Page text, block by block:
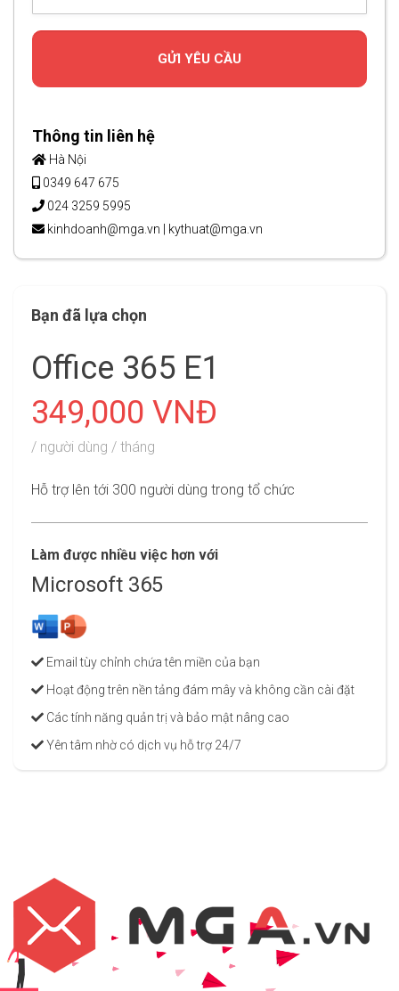
Thông tin liên hệ
Hà Nội
0349 647 675
024 3259 5995
kinhdoanh@mga.vn
kythuat@mga.vn
Bạn đã lựa chọn
Office 365 E1
349,000 VNĐ
/ người dùng / tháng
Hỗ trợ lên tới 300 người dùng trong tổ chức
Làm được nhiều việc hơn với
Microsoft 365
Email tùy chỉnh chứa tên miền của bạn
Hoạt động trên nền tảng đám mây và không cần cài đặt
Các tính năng quản trị và bảo mật nâng cao
Yên tâm nhờ có dịch vụ hỗ trợ 24/7